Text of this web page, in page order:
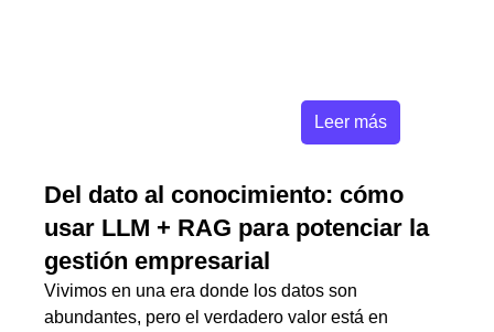
Leer más
Del dato al conocimiento: cómo
usar LLM + RAG para potenciar la
gestión empresarial
Vivimos en una era donde los datos son
abundantes, pero el verdadero valor está en